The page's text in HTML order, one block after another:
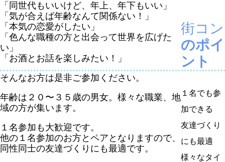
「同世代もいいけど、年上、年下もいい」
「気が合えば年齢なんて関係ない！」
「本気の恋愛がしたい」
「色んな職種の方と出会って世界を広げた
い」
「お酒とお話を楽しみたい！」
そんなお方は是非ご参加ください。
年齢は２０〜３５歳の男女。様々な職業、地
域の方が集います。
１名参加も大歓迎です。
他の１名参加のお方とペアとなりますので、
同性同士の友達づくりにも最適です。
街コン
のポイ
ント
１名でも参
加できる
友達づくり
にも最適
様々なタイ